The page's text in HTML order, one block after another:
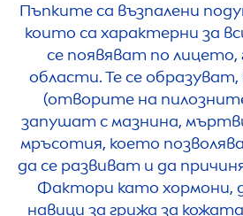
Пъпките са възпалени
които са характерни за
се появяват по лицето,
области. Те се
(отворите на
запушат с мазнина,
мръсотия, което
да се развиват и да
Фактори като хормони,
навици за грижа за